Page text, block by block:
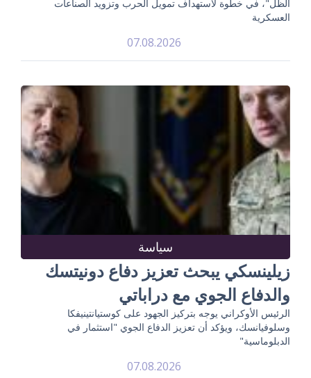
الظل"، في خطوة لاستهداف تمويل الحرب وتزويد الصناعات
العسكرية
07.08.2026
سياسة
زيلينسكي يبحث تعزيز دفاع دونيتسك
والدفاع الجوي مع دراباتي
الرئيس الأوكراني يوجه بتركيز الجهود على كوستيانتينيفكا
وسلوفيانسك، ويؤكد أن تعزيز الدفاع الجوي "استثمار في
الدبلوماسية"
07.08.2026